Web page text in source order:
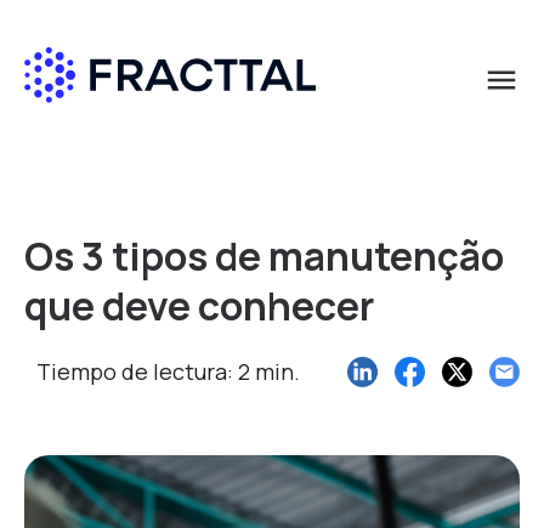
menu
Os 3 tipos de manutenção
que deve conhecer
Tiempo de lectura: 2 min.